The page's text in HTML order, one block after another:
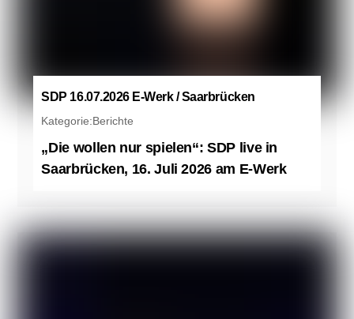
SDP 16.07.2026 E-Werk / Saarbrücken
Kategorie:Berichte
„Die wollen nur spielen“: SDP live in
Saarbrücken, 16. Juli 2026 am E-Werk